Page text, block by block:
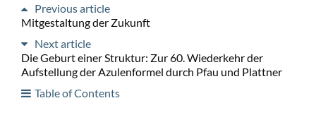
Previous article
Mitgestaltung der Zukunft
Next article
Die Geburt einer Struktur: Zur 60. Wiederkehr der
Aufstellung der Azulenformel durch Pfau und Plattner
Table of Contents